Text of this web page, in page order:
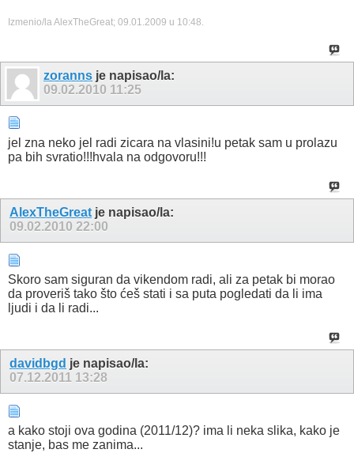
Izmenio/la AlexTheGreat; 09.01.2009 u 10:48.
zoranns je napisao/la:
09.02.2010 11:25
jel zna neko jel radi zicara na vlasini!u petak sam u prolazu
pa bih svratio!!!hvala na odgovoru!!!
AlexTheGreat je napisao/la:
09.02.2010 22:00
Skoro sam siguran da vikendom radi, ali za petak bi morao
da proveriš tako što ćeš stati i sa puta pogledati da li ima
ljudi i da li radi...
davidbgd je napisao/la:
07.12.2011 13:28
a kako stoji ova godina (2011/12)? ima li neka slika, kako je
stanje, bas me zanima...